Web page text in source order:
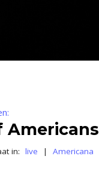
Americans
in: live | Americana